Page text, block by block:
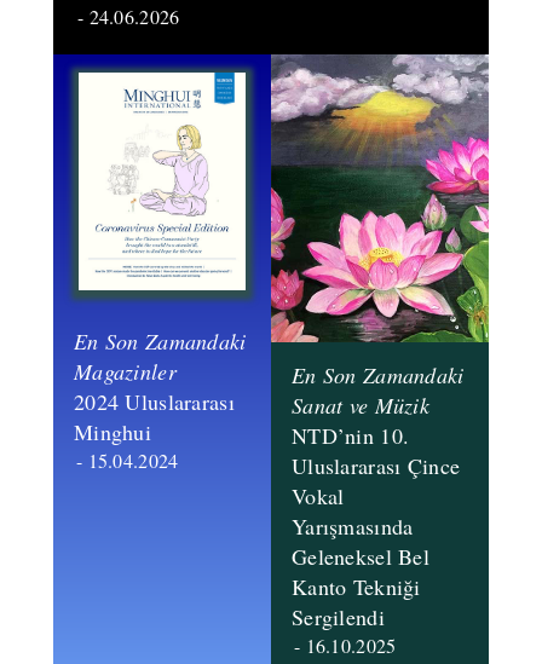
- 24.06.2026
En Son Zamandaki
Magazinler
​2024 Uluslararası
Minghui
- 15.04.2024
En Son Zamandaki
Sanat ve Müzik
NTD’nin 10.
Uluslararası Çince
Vokal
Yarışmasında
Geleneksel Bel
Kanto Tekniği
Sergilendi
- 16.10.2025